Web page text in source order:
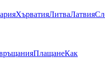
ХърватияЛитваЛатвия
ПлащанеКак